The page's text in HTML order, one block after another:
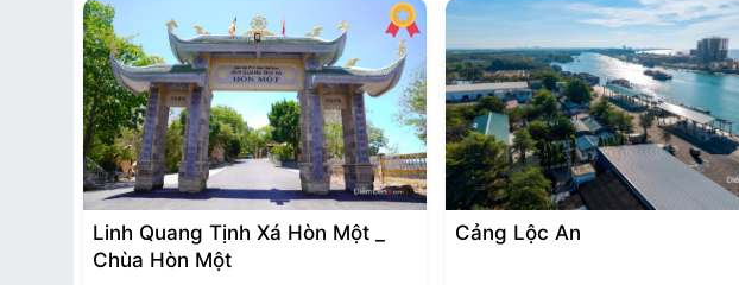
Linh Quang Tịnh Xá Hòn Một _
Chùa Hòn Một
Cảng Lộc An